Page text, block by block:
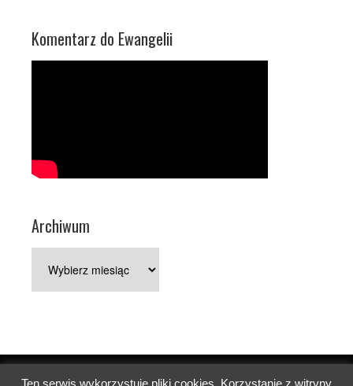
Komentarz do Ewangelii
Archiwum
Ten serwis wykorzystuje pliki cookies. Korzystanie z witryny